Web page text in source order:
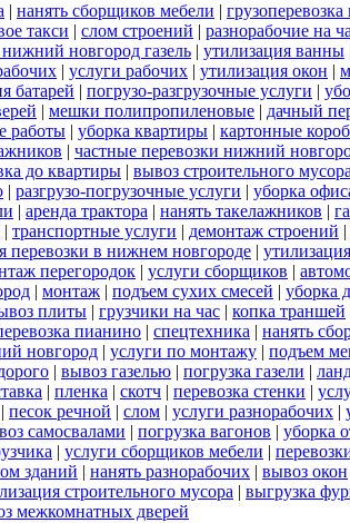
| нанять сборщиков мебели |
такси | слом строений | разнорабочие на
нижний новгород газель | утилизация ванны
| услуги рабочих | утилизация окон |
батарей | погрузо-разгрузочные услуги |
| мешки полипропиленовые | дачный
работы | уборка квартиры | картонные
| частные перевозки нижний
до квартиры | вывоз строительного мусора
| разгрузо-погрузочные услуги | уборка
| аренда трактора | нанять такелажников |
| транспортные услуги | демонтаж строений |
перевозки в нижнем новгороде |
перегородок | услуги сборщиков |
| монтаж | подъем сухих смесей | уборка
плиты | грузчики на час | копка траншей
пианино | спецтехника | нанять
новгород | услуги по монтажу | подъем
| вывоз газелью | погрузка газели |
| пленка | скотч | перевозка стенки |
| песок речной | слом | услуги разнорабочих |
самосвалами | погрузка вагонов | уборка
| услуги сборщиков мебели |
зданий | нанять разнорабочих | вывоз окон
строительного мусора | выгрузка
межкомнатных дверей